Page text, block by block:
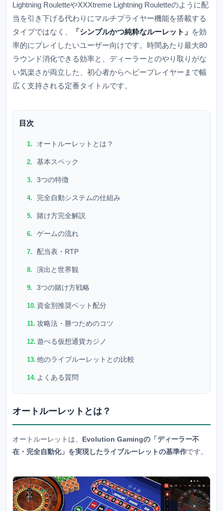
Lightning RouletteやXXXtreme Lightning Rouletteのように配
当を引き下げる代わりにマルチプライヤー機能を搭載する
タイプではなく、
「シンプルかつ純粋なルーレット」 を効
率的にプレイしたいユーザー向けです。時間あたり最大80
ラウンド消化できる効率と、ディーラーとのやり取りがな
い気楽さが両立した、初心者からヘビープレイヤーまで幅
広く支持される定番タイトルです。
目次
オートルーレットとは？
基本スペック
3つの特徴
完全自動システムの仕組み
賭け方完全解説
ゲームの流れ
配当表・RTP
演出と世界観
3つの賭け方戦略
資金別推奨ベット配分
攻略法・勝つためのコツ
遊べる仮想通貨カジノ
他のライブルーレットとの比較
よくある質問
オートルーレットとは？
オートルーレットは、 Evolution Gamingの「ディーラー不
在・完全自動化」を実現したライブルーレットの基準作です。